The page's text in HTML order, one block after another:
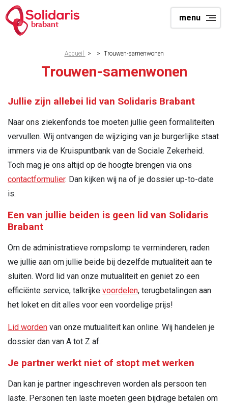
Aller
au
contenu
menu
brabant
d'Ariane
Accueil > > Trouwen-samenwonen
Trouwen-samenwonen
Jullie zijn allebei lid van Solidaris Brabant
Naar ons ziekenfonds toe moeten jullie geen formaliteiten
vervullen. Wij ontvangen de wijziging van je burgerlijke staat
immers via de Kruispuntbank van de Sociale Zekerheid.
Toch mag je ons altijd op de hoogte brengen via ons
contactformulier. Dan kijken wij na of je dossier up-to-date
is.
Een van jullie beiden is geen lid van Solidaris
Brabant
Om de administratieve rompslomp te verminderen, raden
we jullie aan om jullie beide bij dezelfde mutualiteit aan te
sluiten. Word lid van onze mutualiteit en geniet zo een
efficiënte service, talkrijke voordelen, terugbetalingen aan
het loket en dit alles voor een voordelige prijs!
Lid worden van onze mutualiteit kan online. Wij handelen je
dossier dan van A tot Z af.
Je partner werkt niet of stopt met werken
Dan kan je partner ingeschreven worden als persoon ten
laste. Personen ten laste moeten geen bijdrage betalen om